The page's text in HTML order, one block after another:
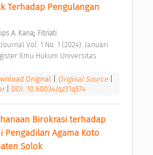
Terhadap Pengulangan
A. Kana; Fitriati
Vol. 1 No. 1 (2024): Januari
Ilmu Hukum Universitas
Original Original Source
DOI: 10.60034/qz31q574
Birokrasi terhadap
Pengadilan Agama Koto
Solok